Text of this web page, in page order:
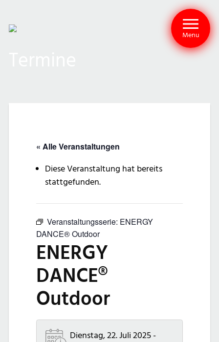
Menu
« Alle Veranstaltungen
Diese Veranstaltung hat bereits
stattgefunden.
Veranstaltungsserie: ENERGY
DANCE® Outdoor
ENERGY
DANCE®
Outdoor
Dienstag, 22. Juli 2025 -